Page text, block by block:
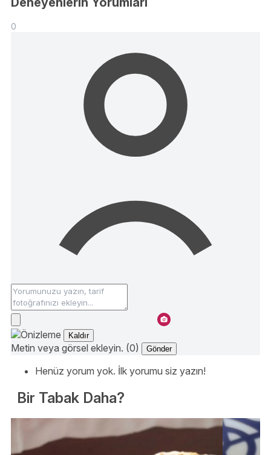
0
Kaldır
Metin veya görsel ekleyin. (0) Gönder
Henüz yorum yok. İlk yorumu siz yazın!
Bir Tabak Daha?